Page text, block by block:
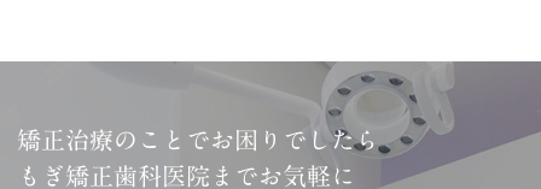
矯正治療のことでお困りでしたら
もぎ矯正歯科医院までお気軽に